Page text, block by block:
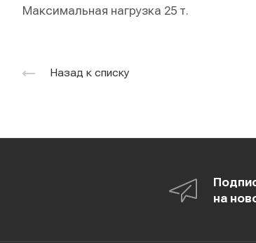
Максимальная нагрузка 25 т.
Назад к списку
на